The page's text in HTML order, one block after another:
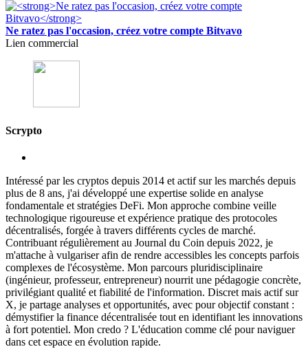
Ne ratez pas l'occasion, créez votre compte Bitvavo
Lien commercial
Scrypto
Intéressé par les cryptos depuis 2014 et actif sur les marchés depuis
plus de 8 ans, j'ai développé une expertise solide en analyse
fondamentale et stratégies DeFi. Mon approche combine veille
technologique rigoureuse et expérience pratique des protocoles
décentralisés, forgée à travers différents cycles de marché.
Contribuant régulièrement au Journal du Coin depuis 2022, je
m'attache à vulgariser afin de rendre accessibles les concepts parfois
complexes de l'écosystème. Mon parcours pluridisciplinaire
(ingénieur, professeur, entrepreneur) nourrit une pédagogie concrète,
privilégiant qualité et fiabilité de l'information. Discret mais actif sur
X, je partage analyses et opportunités, avec pour objectif constant :
démystifier la finance décentralisée tout en identifiant les innovations
à fort potentiel. Mon credo ? L'éducation comme clé pour naviguer
dans cet espace en évolution rapide.